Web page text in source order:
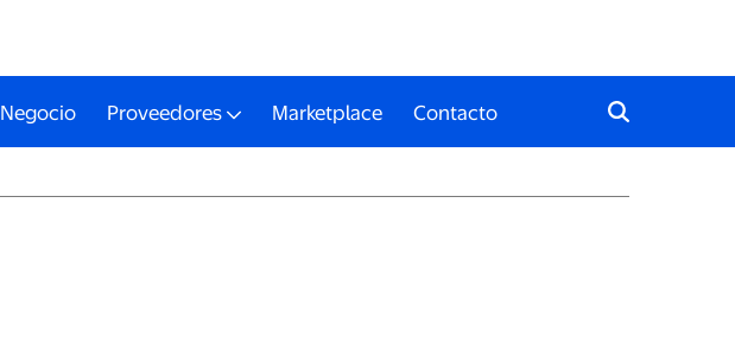
Negocio Proveedores Marketplace Contacto